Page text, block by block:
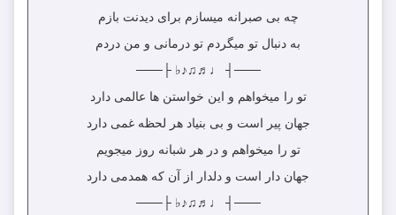
چه بی صبرانه میسازم برای دیدنت بازم
به دنبال تو میگردم تو درمانی و من دردم
───┤ ♩♬♫♪♭ ├───
تو را میخواهم و این خواستن ها عالمی دارد
جهان پیر است و بی بنیاد هر لحظه غمی دارد
تو را میخواهم و در هر شبانه روز میجویم
جهان دار است و دلدار از آن که همدمی دارد
───┤ ♩♬♫♪♭ ├───